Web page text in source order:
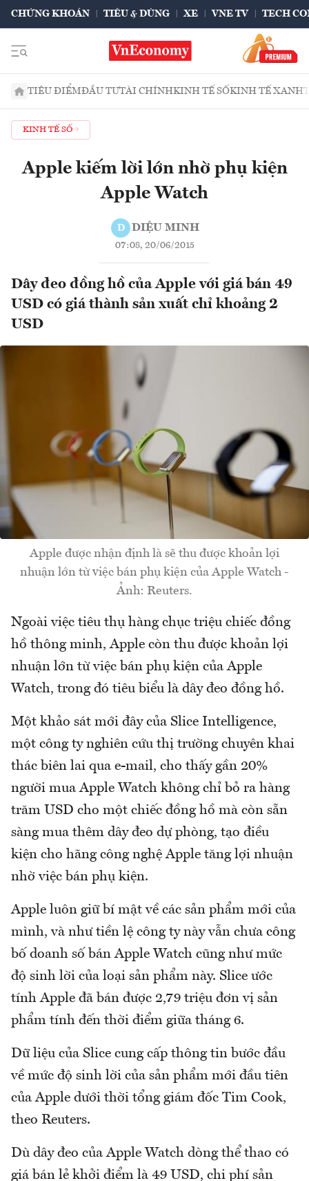
CHỨNG KHOÁN TIÊU & DÙNG XE VNE TV TECH
TIÊU ĐIỂMĐẦU TƯTÀI CHÍNHKINH TẾ SỐKINH TẾ XANH
KINH TẾ SỐ
Apple kiếm lời lớn nhờ phụ kiện
Apple Watch
D DIỆU MINH
07:08, 20/06/2015
Dây đeo đồng hồ của Apple với giá bán 49
USD có giá thành sản xuất chỉ khoảng 2
USD
Apple được nhận định là sẽ thu được khoản lợi
nhuận lớn từ việc bán phụ kiện của Apple Watch -
Ảnh: Reuters.
Ngoài việc tiêu thụ hàng chục triệu chiếc đồng
hồ thông minh, Apple còn thu được khoản lợi
nhuận lớn từ việc bán phụ kiện của Apple
Watch, trong đó tiêu biểu là dây đeo đồng hồ.
Một khảo sát mới đây của Slice Intelligence,
một công ty nghiên cứu thị trường chuyên khai
thác biên lai qua e-mail, cho thấy gần 20%
người mua Apple Watch không chỉ bỏ ra hàng
trăm USD cho một chiếc đồng hồ mà còn sẵn
sàng mua thêm dây đeo dự phòng, tạo điều
kiện cho hãng công nghệ Apple tăng lợi nhuận
nhờ việc bán phụ kiện.
Apple luôn giữ bí mật về các sản phẩm mới của
mình, và như tiền lệ công ty này vẫn chưa công
bố doanh số bán Apple Watch cũng như mức
độ sinh lời của loại sản phẩm này. Slice ước
tính Apple đã bán được 2,79 triệu đơn vị sản
phẩm tính đến thời điểm giữa tháng 6.
Dữ liệu của Slice cung cấp thông tin bước đầu
về mức độ sinh lời của sản phẩm mới đầu tiên
của Apple dưới thời tổng giám đốc Tim Cook,
theo Reuters.
Dù dây đeo của Apple Watch dòng thể thao có
giá bán lẻ khởi điểm là 49 USD, chi phí sản